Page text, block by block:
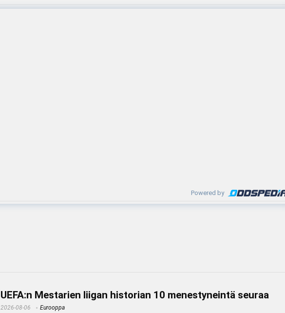
Powered by
UEFA:n Mestarien liigan historian 10 menestyneintä seuraa
2026-08-06 Eurooppa